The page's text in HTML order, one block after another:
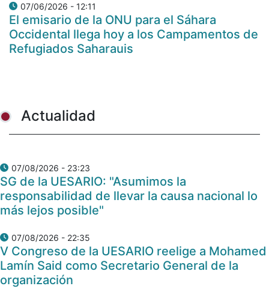
07/06/2026 - 12:11
El emisario de la ONU para el Sáhara
Occidental llega hoy a los Campamentos de
Refugiados Saharauis
Actualidad
07/08/2026 - 23:23
SG de la UESARIO: "Asumimos la
responsabilidad de llevar la causa nacional lo
más lejos posible"
07/08/2026 - 22:35
V Congreso de la UESARIO reelige a Mohamed
Lamín Said como Secretario General de la
organización